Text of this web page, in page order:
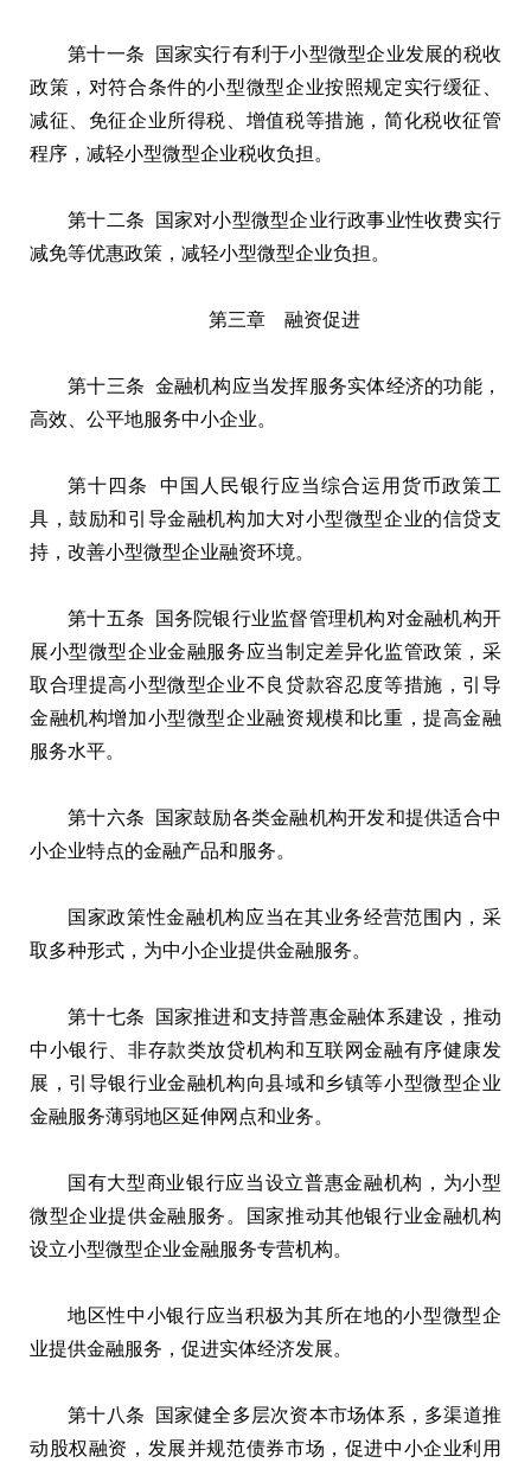
第十一条 国家实行有利于小型微型企业发展的税收
政策，对符合条件的小型微型企业按照规定实行缓征、
减征、免征企业所得税、增值税等措施，简化税收征管
程序，减轻小型微型企业税收负担。
第十二条 国家对小型微型企业行政事业性收费实行
减免等优惠政策，减轻小型微型企业负担。
第三章 融资促进
第十三条 金融机构应当发挥服务实体经济的功能，
高效、公平地服务中小企业。
第十四条 中国人民银行应当综合运用货币政策工
具，鼓励和引导金融机构加大对小型微型企业的信贷支
持，改善小型微型企业融资环境。
第十五条 国务院银行业监督管理机构对金融机构开
展小型微型企业金融服务应当制定差异化监管政策，采
取合理提高小型微型企业不良贷款容忍度等措施，引导
金融机构增加小型微型企业融资规模和比重，提高金融
服务水平。
第十六条 国家鼓励各类金融机构开发和提供适合中
小企业特点的金融产品和服务。
国家政策性金融机构应当在其业务经营范围内，采
取多种形式，为中小企业提供金融服务。
第十七条 国家推进和支持普惠金融体系建设，推动
中小银行、非存款类放贷机构和互联网金融有序健康发
展，引导银行业金融机构向县域和乡镇等小型微型企业
金融服务薄弱地区延伸网点和业务。
国有大型商业银行应当设立普惠金融机构，为小型
微型企业提供金融服务。国家推动其他银行业金融机构
设立小型微型企业金融服务专营机构。
地区性中小银行应当积极为其所在地的小型微型企
业提供金融服务，促进实体经济发展。
第十八条 国家健全多层次资本市场体系，多渠道推
动股权融资，发展并规范债券市场，促进中小企业利用